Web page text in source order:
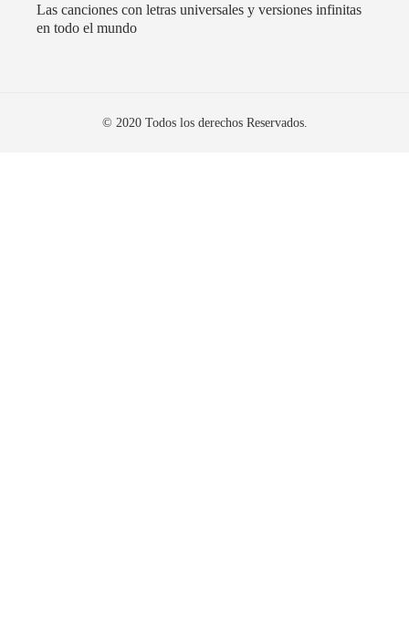
Las canciones con letras universales y versiones infinitas
en todo el mundo
© 2020 Todos los derechos Reservados.